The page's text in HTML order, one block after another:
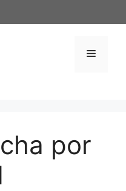
Menú
por